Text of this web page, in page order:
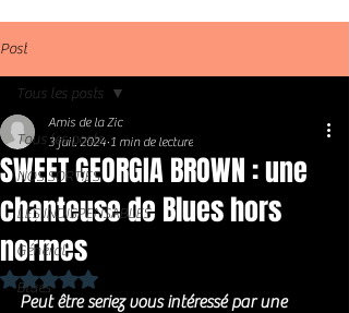
Post
Tous les posts
NOS SORTIES
LES INDISPENSABLES
Général
Blues
Tous les posts
SWEET GEORGIA BROWN : une
chanteuse de Blues hors
normes
Amis de la Zic
3 juil. 2024 1 min de lecture
Noté NaN étoiles sur 5.
Peut être seriez vous intéressé par une